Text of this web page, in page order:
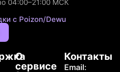
04:00–21:00 МСК
с Poizon/Dewu
О
сервисе
Контакты
Email: